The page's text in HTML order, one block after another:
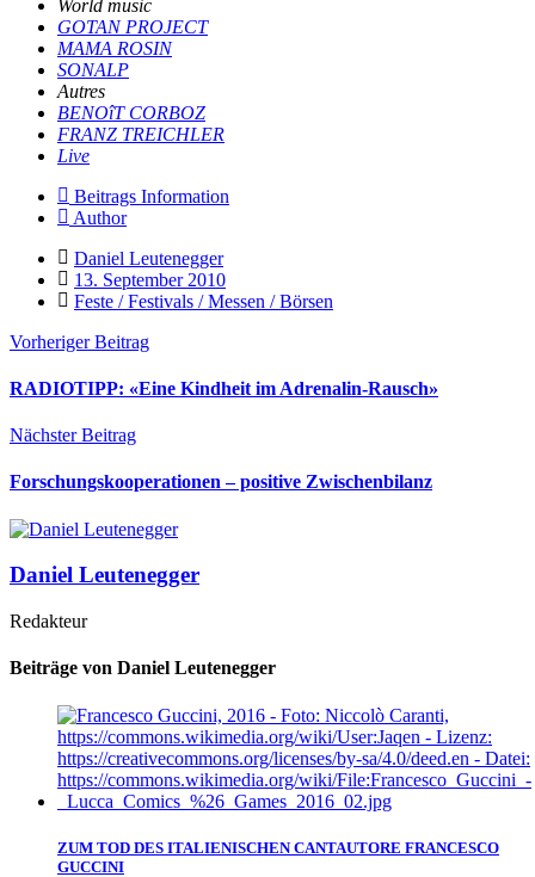
World music
GOTAN PROJECT
MAMA ROSIN
SONALP
Autres
BENOîT CORBOZ
FRANZ TREICHLER
Live
Beitrags Information
Author
Daniel Leutenegger
13. September 2010
Feste / Festivals / Messen / Börsen
Vorheriger Beitrag
RADIOTIPP: «Eine Kindheit im Adrenalin-Rausch»
Nächster Beitrag
Forschungskooperationen – positive Zwischenbilanz
Daniel Leutenegger
Redakteur
Beiträge von Daniel Leutenegger
ZUM TOD DES ITALIENISCHEN CANTAUTORE FRANCESCO
GUCCINI